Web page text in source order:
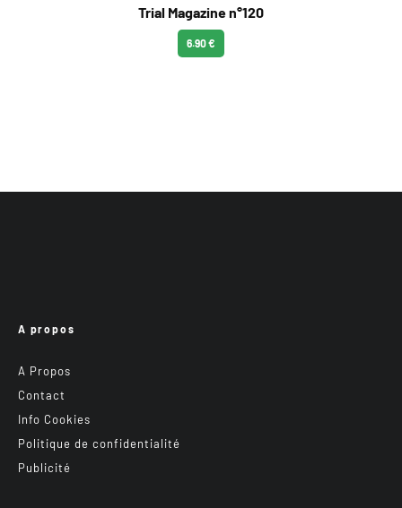
Trial Magazine n°120
6.90 €
A propos
A Propos
Contact
Info Cookies
Politique de confidentialité
Publicité